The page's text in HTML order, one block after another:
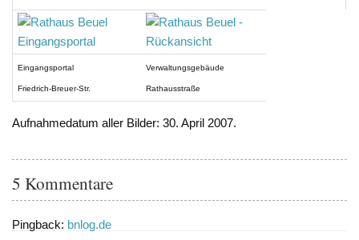
Eingangsportal
Friedrich-Breuer-Str.
Verwaltungsgebäude
Rathausstraße
Aufnahmedatum aller Bilder: 30. April 2007.
5 Kommentare
Pingback: bnlog.de